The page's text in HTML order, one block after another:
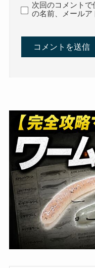
次回のコメント
の名前、メールア